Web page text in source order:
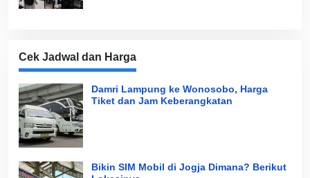
Cek Jadwal dan Harga
Damri Lampung ke Wonosobo, Harga
Tiket dan Jam Keberangkatan
Bikin SIM Mobil di Jogja Dimana? Berikut